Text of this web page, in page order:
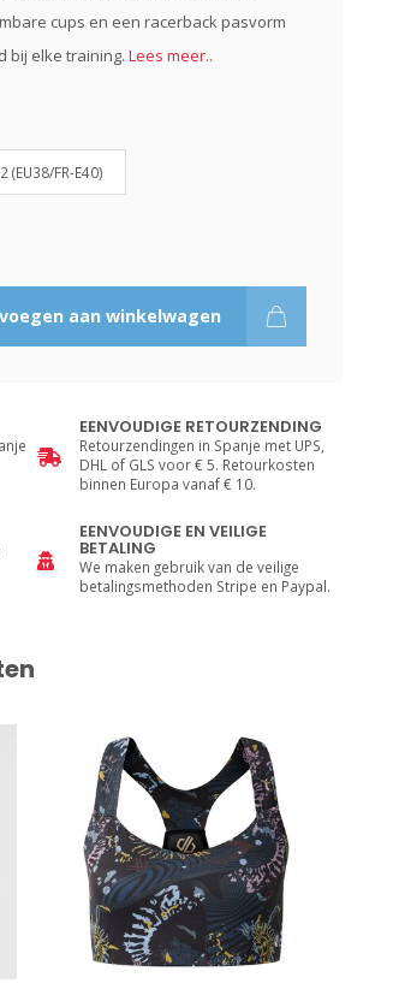
cups en een racerback pasvorm
bij elke training. Lees meer..
(EU38/FR-E40)
aan winkelwagen
EENVOUDIGE RETOURZENDING
Retourzendingen in Spanje met UPS,
DHL of GLS voor € 5. Retourkosten
binnen Europa vanaf € 10.
EENVOUDIGE EN VEILIGE
BETALING
We maken gebruik van de veilige
betalingsmethoden Stripe en Paypal.